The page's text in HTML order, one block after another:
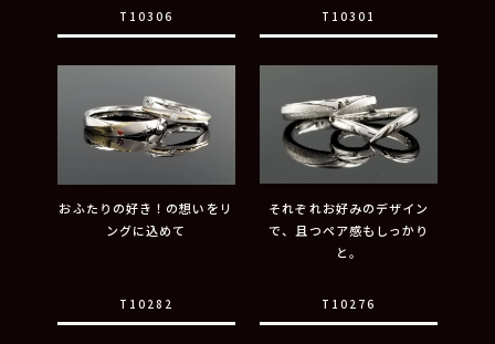
T10306 T10301
おふたりの好き！の想いをリ
ングに込めて
T10282
それぞれお好みのデザイン
で、且つペア感もしっかり
と。
T10276